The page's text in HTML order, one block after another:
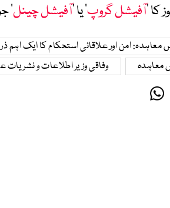
کا ’آفیشل گروپ‘ یا ’آفیشل چینل‘
امن اور علاقائی استحکام کا ایک اہم
معاہدہ
وفاقی وزیر اطلاعات و نشریات